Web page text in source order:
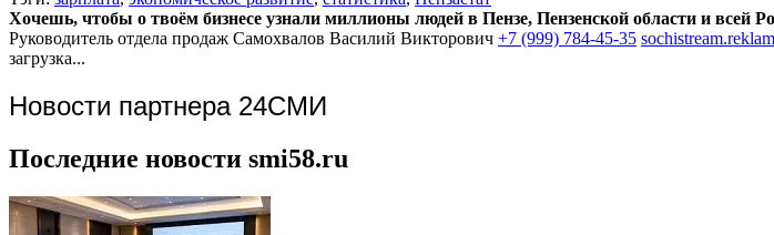
Хочешь, чтобы о твоём бизнесе узнали миллионы людей в Пензе, Пензенской области и всей
Руководитель отдела продаж Самохвалов Василий Викторович +7 (999) 784-45-35
загрузка...
Новости партнера 24СМИ
Последние новости smi58.ru